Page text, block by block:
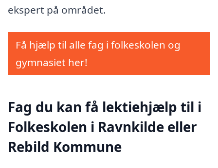
ekspert på området.
Få hjælp til alle fag i folkeskolen og
gymnasiet her!
Fag du kan få lektiehjælp til i
Folkeskolen i Ravnkilde eller
Rebild Kommune